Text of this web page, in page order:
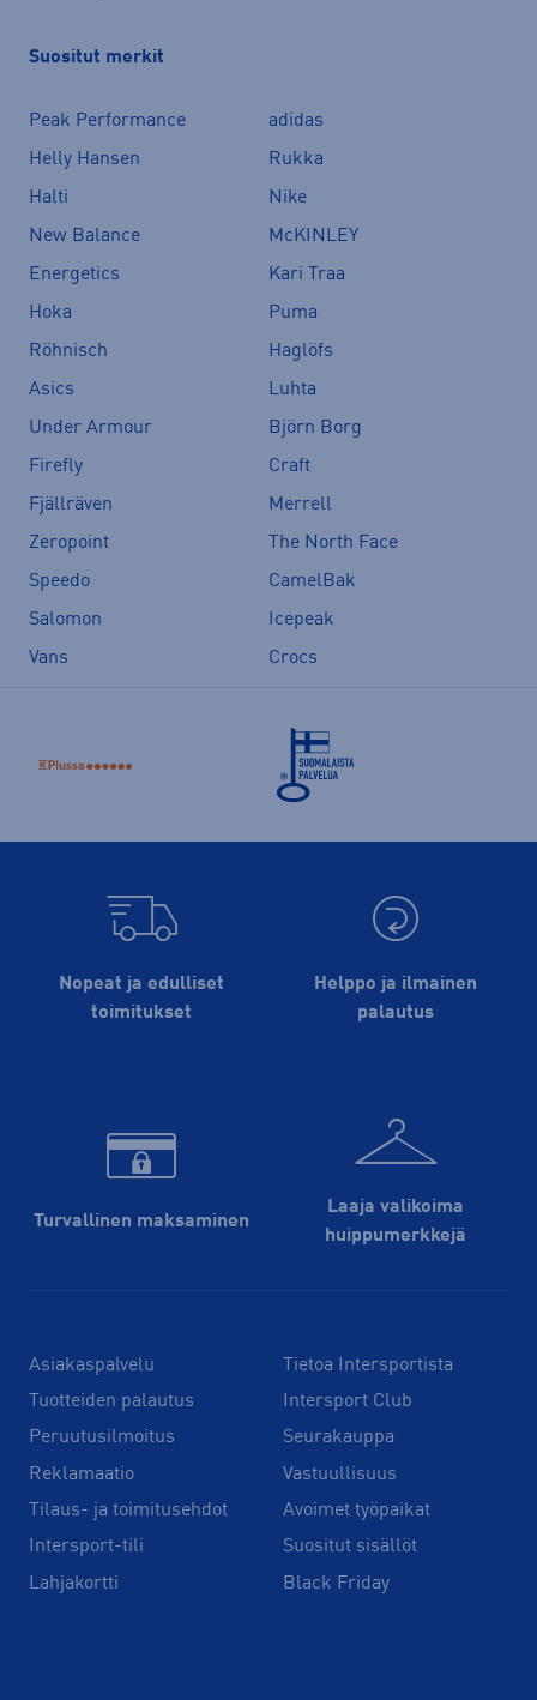
Suositut merkit
Peak Performance
adidas
Helly Hansen
Rukka
Halti
Nike
New Balance
McKINLEY
Energetics
Kari Traa
Hoka
Puma
Röhnisch
Haglöfs
Asics
Luhta
Under Armour
Björn Borg
Firefly
Craft
Fjällräven
Merrell
Zeropoint
The North Face
Speedo
CamelBak
Salomon
Icepeak
Vans
Crocs
Nopeat ja edulliset
toimitukset
Helppo ja ilmainen
palautus
Turvallinen maksaminen
Laaja valikoima
huippu­merkkejä
Asiakaspalvelu
Tuotteiden palautus
Peruutusilmoitus
Reklamaatio
Tilaus- ja toimitusehdot
Intersport-tili
Lahjakortti
Tietoa Intersportista
Intersport Club
Seurakauppa
Vastuullisuus
Avoimet työpaikat
Suositut sisällöt
Black Friday